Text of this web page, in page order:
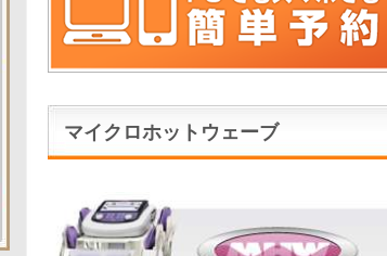
マイクロホットウェーブ